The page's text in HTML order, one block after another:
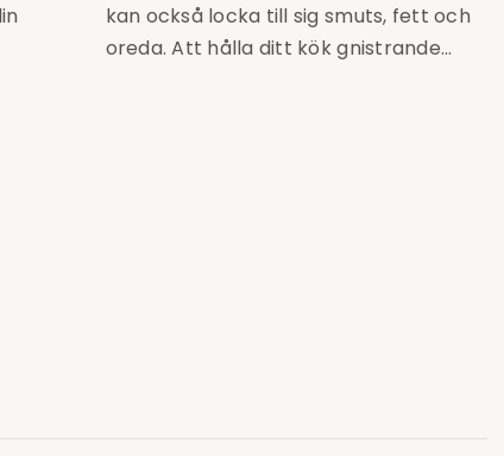
kan också locka till sig smuts, fett och
oreda. Att hålla ditt kök gnistrande…